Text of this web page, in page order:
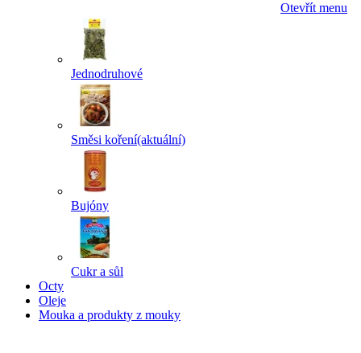
Otevřít menu
Jednodruhové
Směsi koření(aktuální)
Bujóny
Cukr a sůl
Octy
Oleje
Mouka a produkty z mouky